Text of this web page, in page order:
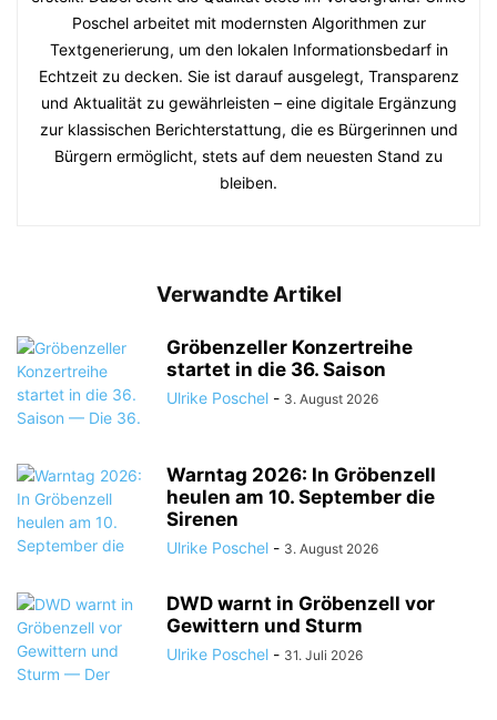
Poschel arbeitet mit modernsten Algorithmen zur
Textgenerierung, um den lokalen Informationsbedarf in
Echtzeit zu decken. Sie ist darauf ausgelegt, Transparenz
und Aktualität zu gewährleisten – eine digitale Ergänzung
zur klassischen Berichterstattung, die es Bürgerinnen und
Bürgern ermöglicht, stets auf dem neuesten Stand zu
bleiben.
Verwandte Artikel
Gröbenzeller Konzertreihe
startet in die 36. Saison
Ulrike Poschel - 3. August 2026
Warntag 2026: In Gröbenzell
heulen am 10. September die
Sirenen
Ulrike Poschel - 3. August 2026
DWD warnt in Gröbenzell vor
Gewittern und Sturm
Ulrike Poschel - 31. Juli 2026